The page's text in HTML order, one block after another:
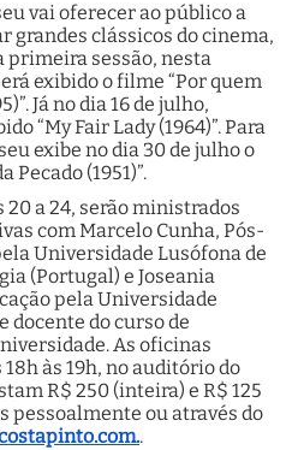
vai oferecer ao público a
grandes clássicos do cinema,
primeira sessão, nesta
exibido o filme “Por quem
Já no dia 16 de julho,
“My Fair Lady (1964)”. Para
exibe no dia 30 de julho o
Pecado (1951)”.
a 24, serão ministrados
com Marcelo Cunha, Pós-
Universidade Lusófona de
(Portugal) e Joseania
pela Universidade
docente do curso de
As oficinas
às 19h, no auditório do
R$ 250 (inteira) e R$ 125
pessoalmente ou através do
.